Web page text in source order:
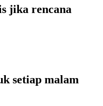
jika rencana
setiap malam